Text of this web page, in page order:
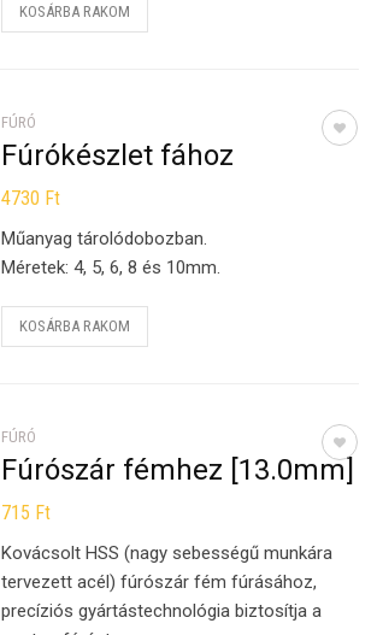
KOSÁRBA RAKOM
FÚRÓ
Fúrókészlet fához
4730 Ft
Műanyag tárolódobozban.
Méretek: 4, 5, 6, 8 és 10mm.
KOSÁRBA RAKOM
FÚRÓ
Fúrószár fémhez [13.0mm]
715 Ft
Kovácsolt HSS (nagy sebességű munkára
tervezett acél) fúrószár fém fúrásához,
precíziós gyártástechnológia biztosítja a